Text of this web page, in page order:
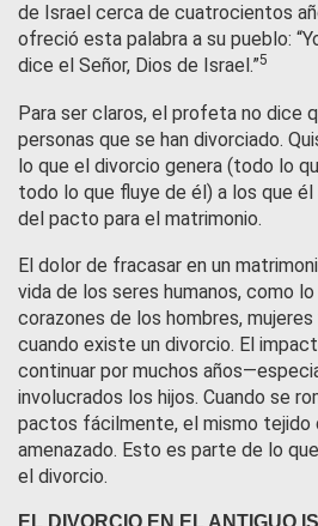
de Israel cerca de cuatrocientos
ofreció esta palabra a su pueblo:
dice el Señor, Dios de Israel.”5
Para ser claros, el profeta no dice
personas que se han divorciado.
lo que el divorcio genera (todo lo
todo lo que fluye de él) a los que
del pacto para el matrimonio.
El dolor de fracasar en un
vida de los seres humanos, como
corazones de los hombres,
cuando existe un divorcio. El
continuar por muchos
involucrados los hijos. Cuando se
pactos fácilmente, el mismo tejido
amenazado. Esto es parte de lo
el divorcio.
EL DIVORCIO EN EL ANTIGUO